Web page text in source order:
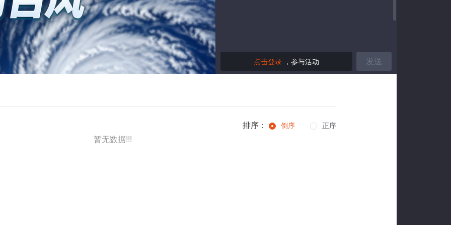
点击登录 ，参与活动 发送
排序： 倒序 正序
暂无数据!!!